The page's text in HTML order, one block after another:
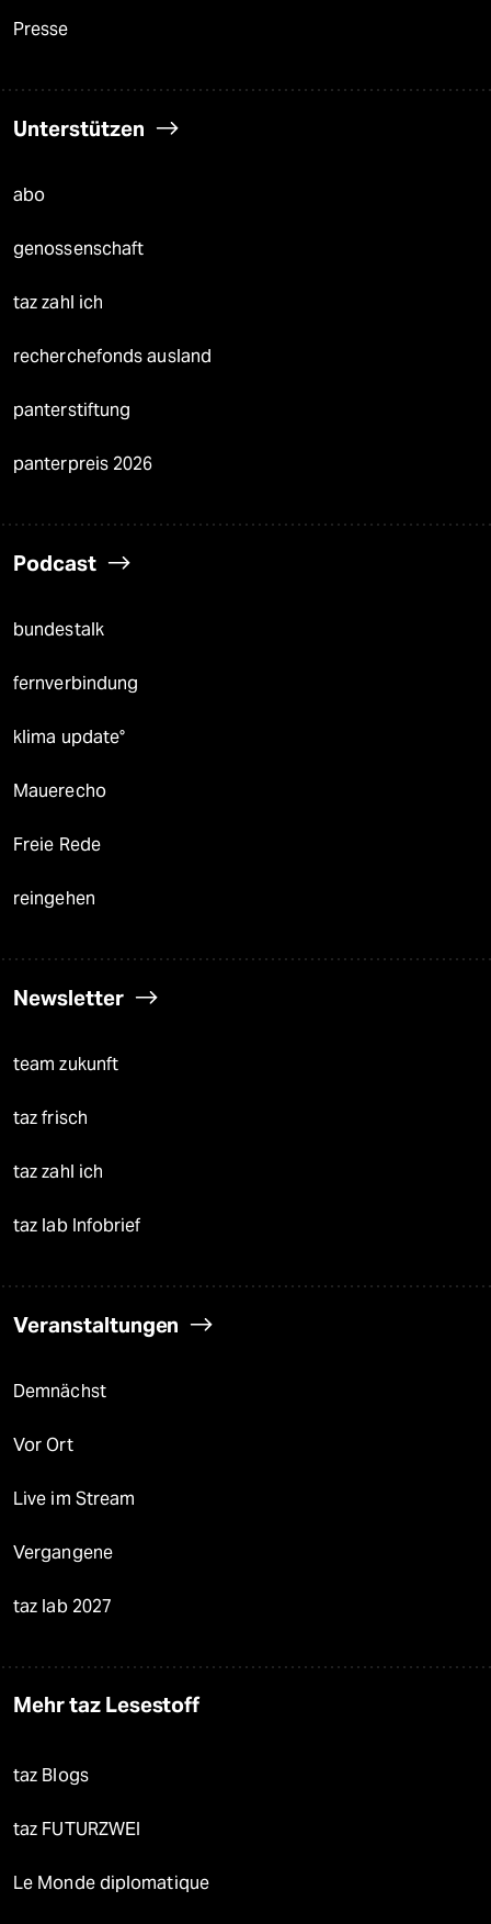
Presse
Unterstützen
abo
genossenschaft
taz zahl ich
recherchefonds ausland
panterstiftung
panterpreis 2026
Podcast
bundestalk
fernverbindung
klima update°
Mauerecho
Freie Rede
reingehen
Newsletter
team zukunft
taz frisch
taz zahl ich
taz lab Infobrief
Veranstaltungen
Demnächst
Vor Ort
Live im Stream
Vergangene
taz lab 2027
Mehr taz Lesestoff
taz Blogs
taz FUTURZWEI
Le Monde diplomatique